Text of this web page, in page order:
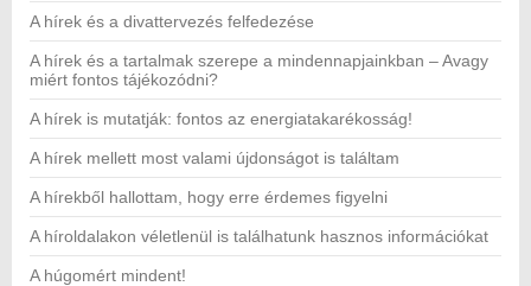
A hírek és a divattervezés felfedezése
A hírek és a tartalmak szerepe a mindennapjainkban – Avagy
miért fontos tájékozódni?
A hírek is mutatják: fontos az energiatakarékosság!
A hírek mellett most valami újdonságot is találtam
A hírekből hallottam, hogy erre érdemes figyelni
A híroldalakon véletlenül is találhatunk hasznos információkat
A húgomért mindent!